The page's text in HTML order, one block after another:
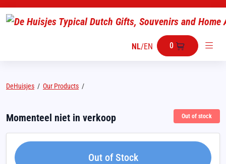
NL/EN 0
DeHuisjes / Our Products /
Momenteel niet in verkoop Out of stock
Out of Stock